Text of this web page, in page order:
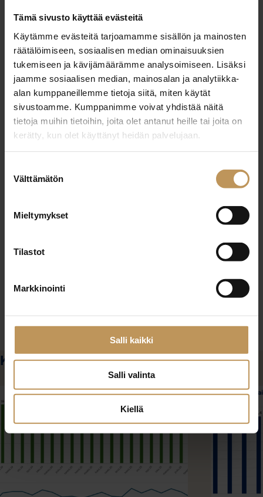
Tämä sivusto käyttää evästeitä
Käytämme evästeitä tarjoamamme sisällön ja mainosten
räätälöimiseen, sosiaalisen median ominaisuuksien
tukemiseen ja kävijämäärämme analysoimiseen. Lisäksi
jaamme sosiaalisen median, mainosalan ja analytiikka-
alan kumppaneillemme tietoja siitä, miten käytät
sivustoamme. Kumppanimme voivat yhdistää näitä
tietoja muihin tietoihin, joita olet antanut heille tai joita on
kerätty, kun olet käyttänyt heidän palvelujaan.
valinta
Välttämätön
Mieltymykset
Tilastot
Markkinointi
Salli kaikki
Salli valinta
Kiellä
Mia Korelin, Silta LKV, Turku
SKVL Vuoden Tulokas 2024 -finalistit
Suvi Hannula, Kiinteistönvälitys LKV Pohjanmaa
Oy, Ylivieska
Stefano Ramirez, Roof LKV, Helsinki
LKV Saaga, Kuusamo
Haave LKV, Pori
Katso myös